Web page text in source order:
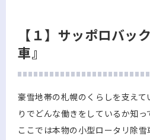
【１】サッポロバッ
車』
豪雪地帯の札幌のくらしを支えて
りでどんな働きをしているか知っ
ここでは本物の小型ロータリ除